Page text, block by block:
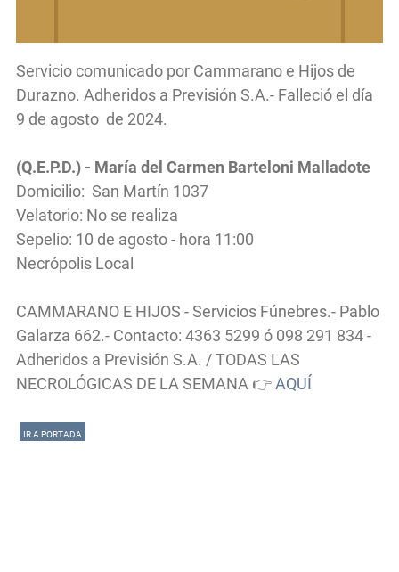
Servicio comunicado por Cammarano e Hijos de
Durazno. Adheridos a Previsión S.A.- Falleció el día
9 de agosto de 2024.
(Q.E.P.D.) - María del Carmen Barteloni Malladote
Domicilio: San Martín 1037
Velatorio: No se realiza
Sepelio: 10 de agosto - hora 11:00
Necrópolis Local
CAMMARANO E HIJOS - Servicios Fúnebres.- Pablo
Galarza 662.- Contacto: 4363 5299 ó 098 291 834 -
Adheridos a Previsión S.A. / TODAS LAS
NECROLÓGICAS DE LA SEMANA 👉AQUÍ
IR A PORTADA